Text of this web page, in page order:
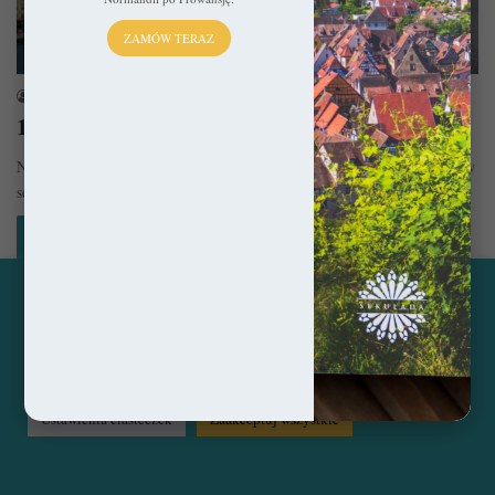
Bałkany
10 najpiękniejszych miejsc w Chorwacji
Nie ulega wątpliwości, że Chorwacja już od dekad niezmiennie króluje w
sercach naszych rodaków. Czy można się temu dziwić? Chyba…
© Copyright 2014 - 2026, All Rights Reserved by sekulada.com
PinterestInstagram
Ta strona korzysta z ciasteczek, aby świadczyć usługi na
najwyższym poziomie. Klikając opcję "Zaakceptuj wszystkie"
zgadzasz się na użycie wszystkich ciasteczek. Możesz również
przejść do "Ustawień Ciasteczek", aby zgodzić się tylko na
Czytaj więcej...
Ustawienia ciasteczek Zaakceptuj wszystkie
ZAMÓW TERAZ